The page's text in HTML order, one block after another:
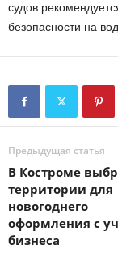
судов
безопасности на
Предыдущая статья
В Костроме
территории для
новогоднего
оформления с
бизнеса